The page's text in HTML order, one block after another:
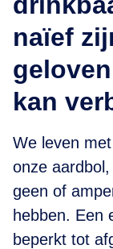
naïef
kan
We leven
onze
geen of
hebben. Een
beperkt tot